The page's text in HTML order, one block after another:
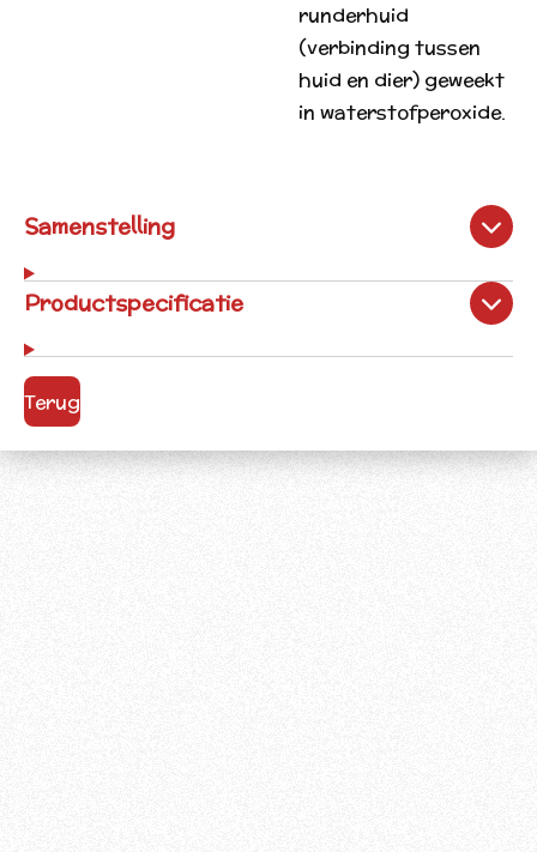
runderhuid
(verbinding tussen
huid en dier) geweekt
in waterstofperoxide.
Samenstelling
Productspecificatie
Terug